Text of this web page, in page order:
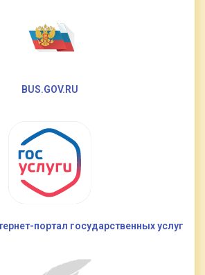
BUS.GOV.RU
портал государственных услуг